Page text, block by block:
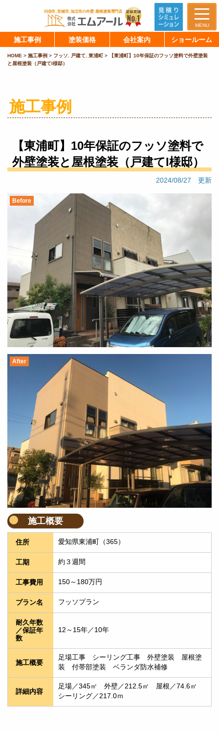
MENU
施工事例 塗装価格 会社案内 ショールーム
HOME > 施工事例 > フッソ, 戸建て, 東浦町 >
【東浦町】10年保証のフッソ塗料で外壁塗装
と屋根塗装（戸建てI様邸）
施工事例
【東浦町】10年保証のフッソ塗料で
外壁塗装と屋根塗装（戸建てI様邸）
2024/08/27 更新
Before
After
施工概要
住所 愛知県東浦町（365）
工期 約３週間
工事費用 150～180万円
プラン名 フッソプラン
耐久年数
／保証年
数
12～15年／10年
施工概要
足場工事　シーリング工事　外壁塗装　屋根塗
装　付帯部塗装　ベランダ防水補修
詳細内容
足場／345㎡　外壁／212.5㎡　屋根／74.6㎡
シーリング／217.0ｍ